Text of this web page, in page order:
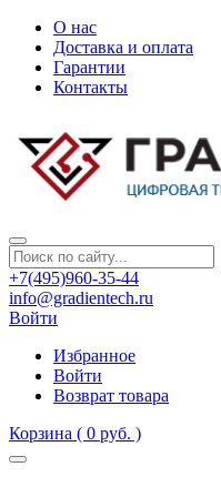
О нас
Доставка и оплата
Гарантии
Контакты
+7(495)960-35-44
info@gradientech.ru
Войти
Избранное
Войти
Возврат товара
Корзина ( 0 руб. )